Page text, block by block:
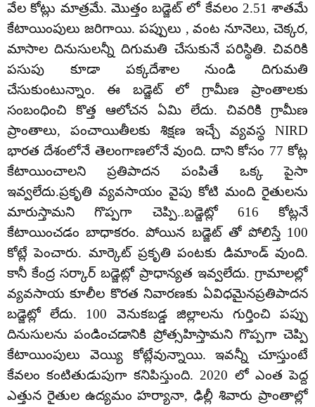
వేల కోట్లు మాత్రమే. మొత్తం బడ్జెట్ లో కేవలం 2.51 శాతమే
కేటాయింపులు జరిగాయి. పప్పులు , వంట నూనెలు, చెక్కర,
మాసాల దినుసులన్నీ దిగుమతి చేసుకునే పరిస్థితి. చివరికి
పసుపు కూడా పక్కదేశాల నుండి దిగుమతి
చేసుకుంటున్నాం. ఈ బడ్జెట్ లో గ్రామీణ ప్రాంతాలకు
సంబంధించి కొత్త ఆలోచన ఏమి లేదు. చివరికి గ్రామీణ
ప్రాంతాలు, పంచాయితీలకు శిక్షణ ఇచ్చే వ్యవస్థ NIRD
భారత దేశంలోనే తెలంగాణలోనే వుంది. దాని కోసం 77 కోట్ల
కేటాయించాలని ప్రతిపాదన పంపితే ఒక్క పైసా
ఇవ్వలేదు.ప్రకృతి వ్యవసాయం వైపు కోటి మంది రైతులను
మారుస్తామని గొప్పగా చెప్పి..బడ్జెట్లో 616 కోట్లనే
కేటాయించడం బాధాకరం. పోయిన బడ్జెట్ తో పోలిస్తే 100
కోట్లే పెంచారు. మార్కెట్ ప్రకృతి పంటకు డిమాండ్ వుంది.
కానీ కేంద్ర సర్కార్ బడ్జెట్లో ప్రాధాన్యత ఇవ్వలేదు. గ్రామాలల్లో
వ్యవసాయ కూలీల కొరత నివారణకు ఏవిధమైనప్రతిపాదన
బడ్జెట్లో లేదు. 100 వెనుకబడ్డ జిల్లాలను గుర్తించి పప్పు
దినుసులను పండించడానికి ప్రోత్సహిస్తామని గొప్పగా చెప్పి
కేటాయింపులు వెయ్యి కోట్లేవున్నాయి. ఇవన్నీ చూస్తుంటే
కేవలం కంటితుడుపుగా కనిపిస్తుంది. 2020 లో ఎంత పెద్ద
ఎత్తున రైతుల ఉద్యమం హర్యానా, ఢిల్లీ శివారు ప్రాంతాల్లో